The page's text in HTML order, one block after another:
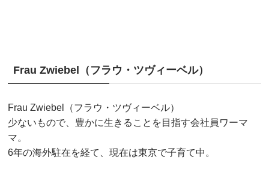
Frau Zwiebel（フラウ・ツヴィーベル）
Frau Zwiebel（フラウ・ツヴィーベル）
少ないもので、豊かに生きることを目指す会社員ワーマ
マ。
6年の海外駐在を経て、現在は東京で子育て中。